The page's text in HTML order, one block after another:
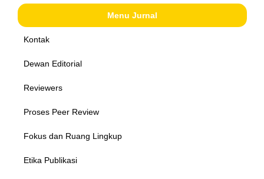
Menu Jurnal
Kontak
Dewan Editorial
Reviewers
Proses Peer Review
Fokus dan Ruang Lingkup
Etika Publikasi